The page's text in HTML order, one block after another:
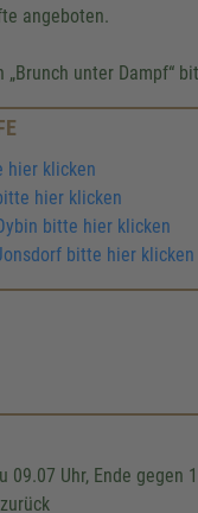
angeboten.
unter Dampf“
hier klicken
hier klicken
bitte hier klicken
bitte hier klicken
09.07 Uhr, Ende gegen